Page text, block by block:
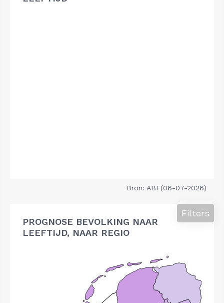
Bron: ABF(06-07-2026)
PROGNOSE BEVOLKING NAAR
LEEFTIJD, NAAR REGIO
Filters